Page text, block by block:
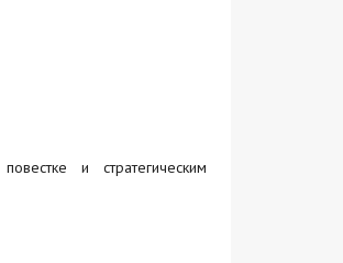
и стратегическим